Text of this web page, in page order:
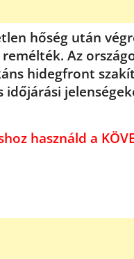
hőség után
Az
hidegfront
használd a